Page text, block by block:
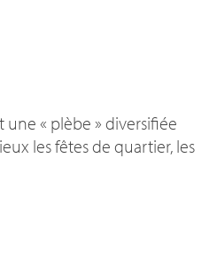
une « plèbe » diversifiée
les fêtes de quartier, les